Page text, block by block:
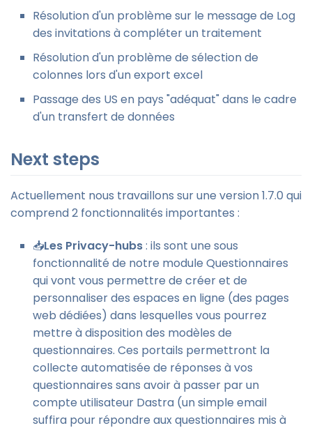
Résolution d'un problème sur le message de Log
des invitations à compléter un traitement
Résolution d'un problème de sélection de
colonnes lors d'un export excel
Passage des US en pays "adéquat" dans le cadre
d'un transfert de données
Next steps
Actuellement nous travaillons sur une version 1.7.0 qui
comprend 2 fonctionnalités importantes :
📥Les Privacy-hubs: ils sont une sous
fonctionnalité de notre module Questionnaires
qui vont vous permettre de créer et de
personnaliser des espaces en ligne (des pages
web dédiées) dans lesquelles vous pourrez
mettre à disposition des modèles de
questionnaires. Ces portails permettront la
collecte automatisée de réponses à vos
questionnaires sans avoir à passer par un
compte utilisateur Dastra (un simple email
suffira pour répondre aux questionnaires mis à